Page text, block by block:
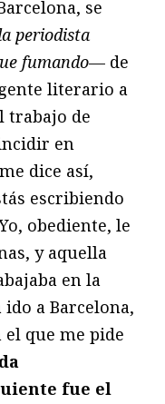
se
periodista
fumando— de
literario a
trabajo de
en
dice así,
escribiendo
obediente, le
y aquella
en la
a Barcelona,
que me pide
fue el